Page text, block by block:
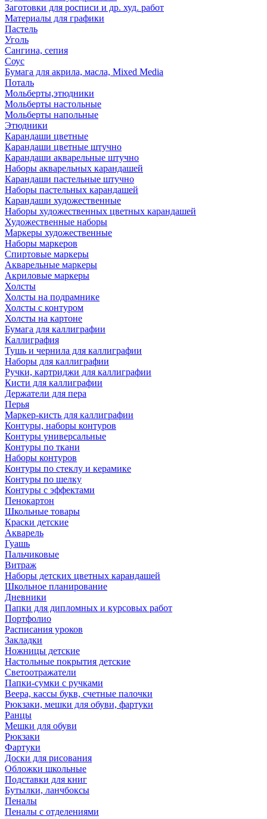
Заготовки для росписи и др. худ. работ
Материалы для графики
Пастель
Уголь
Сангина, сепия
Соус
Бумага для акрила, масла, Mixed Media
Поталь
Мольберты,этюдники
Мольберты настольные
Мольберты напольные
Этюдники
Карандаши цветные
Карандаши цветные штучно
Карандаши акварельные штучно
Наборы акварельных карандашей
Карандаши пастельные штучно
Наборы пастельных карандашей
Карандаши художественные
Наборы художественных цветных карандашей
Художественные наборы
Маркеры художественные
Наборы маркеров
Спиртовые маркеры
Акварельные маркеры
Акриловые маркеры
Холсты
Холсты на подрамнике
Холсты с контуром
Холсты на картоне
Бумага для каллиграфии
Каллиграфия
Тушь и чернила для каллиграфии
Наборы для каллиграфии
Ручки, картриджи для каллиграфии
Кисти для каллиграфии
Держатели для пера
Перья
Маркер-кисть для каллиграфии
Контуры, наборы контуров
Контуры универсальные
Контуры по ткани
Наборы контуров
Контуры по стеклу и керамике
Контуры по шелку
Контуры с эффектами
Пенокартон
Школьные товары
Краски детские
Акварель
Гуашь
Пальчиковые
Витраж
Наборы детских цветных карандашей
Школьное планирование
Дневники
Папки для дипломных и курсовых работ
Портфолио
Расписания уроков
Закладки
Ножницы детские
Настольные покрытия детские
Светоотражатели
Папки-сумки с ручками
Веера, кассы букв, счетные палочки
Рюкзаки, мешки для обуви, фартуки
Ранцы
Мешки для обуви
Рюкзаки
Фартуки
Доски для рисования
Обложки школьные
Подставки для книг
Бутылки, ланчбоксы
Пеналы
Пеналы с отделениями